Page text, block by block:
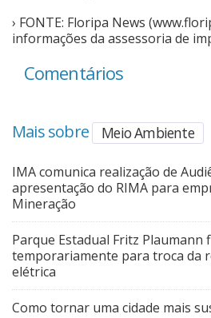
› FONTE: Floripa News
informações da assessoria de
Comentários
Mais sobre Meio Ambiente
IMA comunica realização de
apresentação do RIMA para
Mineração
Parque Estadual Fritz Plaumann
temporariamente para troca da
elétrica
Como tornar uma cidade mais